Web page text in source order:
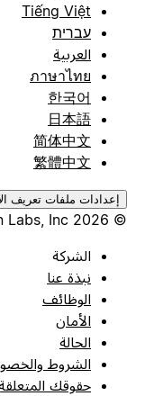
Tiếng Việt
עברית
العربية
ภาษาไทย
한국어
日本語
简体中文
繁體中文
إعدادات ملفات تعريف الارتباط
الشركة
نبذة عنا
الوظائف
الأمان
الحالة
الشروط والخصوصية
حقوقك المتعلقة